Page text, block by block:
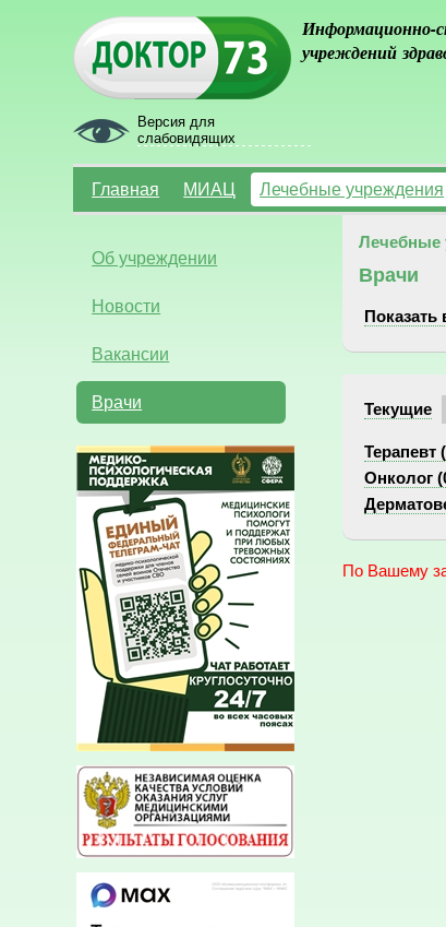
Версия для
слабовидящих
Информационно-
учреждений
Главная МИАЦ Лечебные учреждения
Об учреждении
Новости
Вакансии
Врачи
Лечебные
Врачи
Показать
Текущие
Терапевт
Онколог
По Вашему